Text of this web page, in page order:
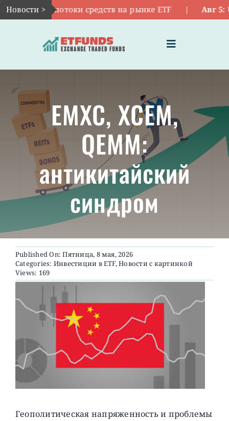
Skip
to
Новости >потоки средств на рынке ETF | Авг 5:USO,
Toggle
Navigation
ГЛАВНАЯ
ЧТО ТАКОЕ ETF
ИНВЕСТИЦИИ В ETF
ТЕМАТИЧЕСКИЕ ETF
АКТУАЛЬНЫЕ
О ПРОЕКТЕ
EMXC, XCEM,
QEMM:
антикитайский
синдром
Published On: Пятница, 8 мая, 2026
Categories: Инвестиции в ETF,Новости с картинкой
Views: 169
Геополитическая напряженность и проблемы